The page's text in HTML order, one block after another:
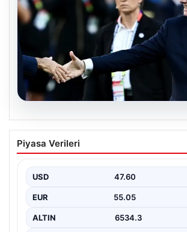
Ürdün’den FIFA’ya sert tepki:
başka bir şey değil’
Piyasa Verileri
USD 47.60
EUR 55.05
ALTIN 6534.3